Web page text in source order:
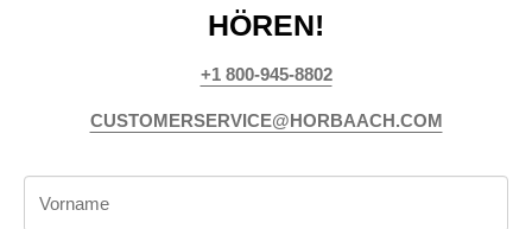
HÖREN!
+1 800-945-8802
CUSTOMERSERVICE@HORBAACH.COM
Vorname